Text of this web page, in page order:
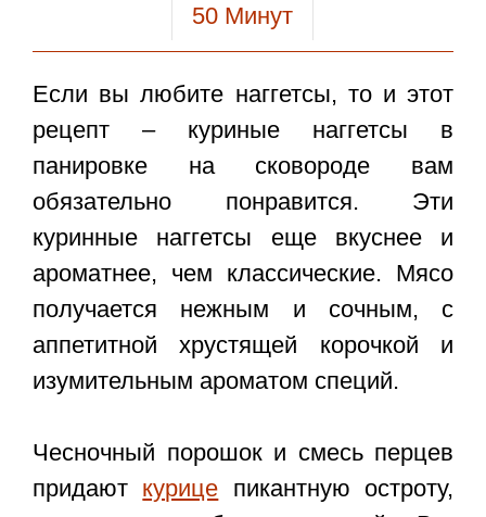
50 Минут
Если вы любите наггетсы, то и этот
рецепт – куриные наггетсы в
панировке на сковороде вам
обязательно понравится. Эти
куринные наггетсы еще вкуснее и
ароматнее, чем классические. Мясо
получается нежным и сочным, с
аппетитной хрустящей корочкой и
изумительным ароматом специй.
Чесночный порошок и смесь перцев
придают курице пикантную остроту,